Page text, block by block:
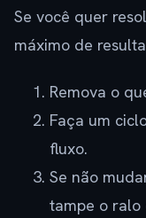
Se você quer
máximo de
Remova o
Faça um
fluxo.
Se não
tampe o ralo